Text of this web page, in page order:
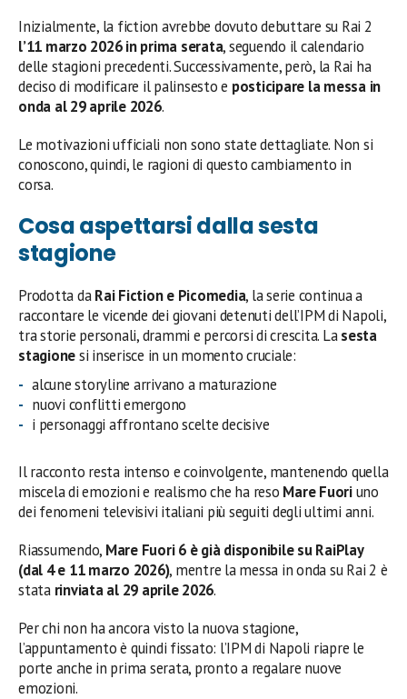
Inizialmente, la fiction avrebbe dovuto debuttare su Rai 2
l’11 marzo 2026 in prima serata, seguendo il calendario
delle stagioni precedenti. Successivamente, però, la Rai ha
deciso di modificare il palinsesto e posticipare la messa in
onda al 29 aprile 2026.
Le motivazioni ufficiali non sono state dettagliate. Non si
conoscono, quindi, le ragioni di questo cambiamento in
corsa.
Cosa aspettarsi dalla sesta
stagione
Prodotta daRai Fiction e Picomedia, la serie continua a
raccontare le vicende dei giovani detenuti dell’IPM di Napoli,
tra storie personali, drammi e percorsi di crescita. Lasesta
stagionesi inserisce in un momento cruciale:
alcune storyline arrivano a maturazione
nuovi conflitti emergono
i personaggi affrontano scelte decisive
Il racconto resta intenso e coinvolgente, mantenendo quella
miscela di emozioni e realismo che ha reso Mare Fuoriuno
dei fenomeni televisivi italiani più seguiti degli ultimi anni.
Riassumendo, Mare Fuori 6 è già disponibile su RaiPlay
(dal 4 e 11 marzo 2026), mentre la messa in onda su Rai 2 è
stata rinviata al 29 aprile 2026.
Per chi non ha ancora visto la nuova stagione,
l’appuntamento è quindi fissato: l’IPM di Napoli riapre le
porte anche in prima serata, pronto a regalare nuove
emozioni.